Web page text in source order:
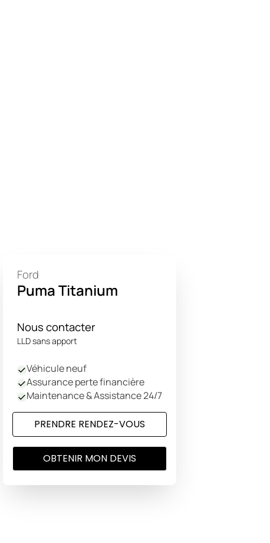
Ford
Puma Titanium
Nous contacter
LLD sans apport
Véhicule neuf
Assurance perte financière
Maintenance & Assistance 24/7
PRENDRE RENDEZ-VOUS
OBTENIR MON DEVIS